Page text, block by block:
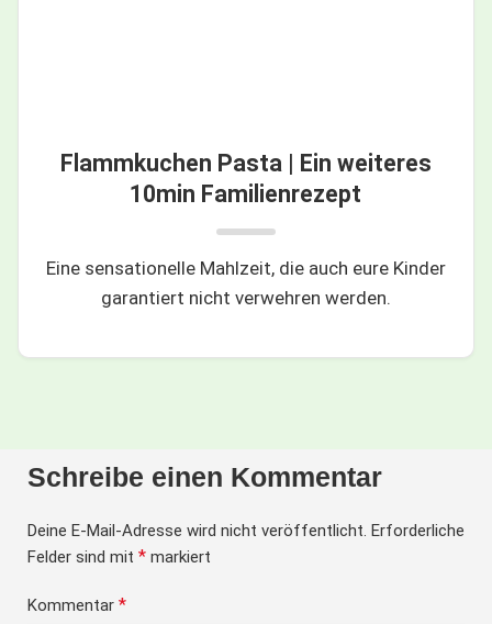
Flammkuchen Pasta | Ein weiteres
10min Familienrezept
Eine sensationelle Mahlzeit, die auch eure Kinder
garantiert nicht verwehren werden.
Schreibe einen Kommentar
Deine E-Mail-Adresse wird nicht veröffentlicht. Erforderliche
Felder sind mit * markiert
Kommentar *